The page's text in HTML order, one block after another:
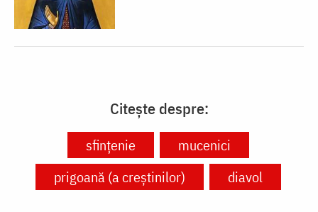
Citește despre:
sfințenie
mucenici
prigoană (a creștinilor)
diavol